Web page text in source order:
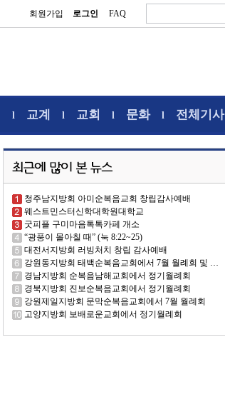
회원가입 로그인 FAQ
l 교계 l 교회 l 문화l 전체기사
청주남지방회 아미순복음교회 창립감사예배
웨스트민스터신학대학원대학교
굿피플 구미마음톡톡카페 개소
“광풍이 몰아칠 때” (눅 8:22~25)
대전서지방회 러빙처치 창립 감사예배
강원동지방회 태백순복음교회에서 7월 월례회 및 …
경남지방회 순복음남해교회에서 정기월례회
경북지방회 진보순복음교회에서 정기월례회
강원제일지방회 문막순복음교회에서 7월 월례회
고양지방회 보배로운교회에서 정기월례회